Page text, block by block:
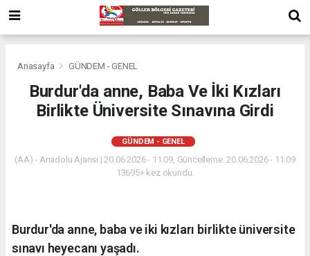
Anasayfa GÜNDEM - GENEL
Burdur'da anne, Baba Ve İki Kızları
Birlikte Üniversite Sınavına Girdi
GÜNDEM - GENEL
(AA) - Anadolu Ajansı | 20.06.2026 - 11:09, Güncelleme: 20.06.2026 - 11:09
13695+ kez okundu.
Burdur'da anne, baba ve iki kızları birlikte üniversite
sınavı heyecanı yaşadı.